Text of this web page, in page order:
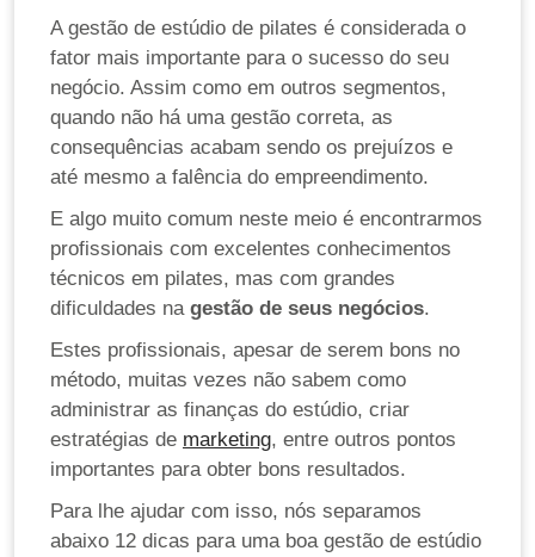
A gestão de estúdio de pilates é considerada o
fator mais importante para o sucesso do seu
negócio. Assim como em outros segmentos,
quando não há uma gestão correta, as
consequências acabam sendo os prejuízos e
até mesmo a falência do empreendimento.
E algo muito comum neste meio é encontrarmos
profissionais com excelentes conhecimentos
técnicos em pilates, mas com grandes
dificuldades na gestão de seus negócios.
Estes profissionais, apesar de serem bons no
método, muitas vezes não sabem como
administrar as finanças do estúdio, criar
estratégias de marketing, entre outros pontos
importantes para obter bons resultados.
Para lhe ajudar com isso, nós separamos
abaixo 12 dicas para uma boa gestão de estúdio